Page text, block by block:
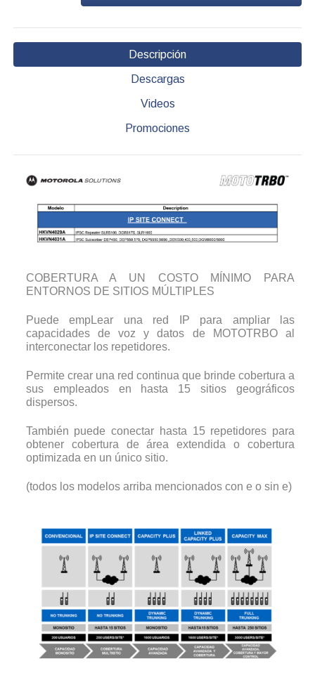
Descripción
Descargas
Videos
Promociones
COBERTURA A UN COSTO MÍNIMO PARA
ENTORNOS DE SITIOS MÚLTIPLES
Puede empLear una red IP para ampliar las
capacidades de voz y datos de MOTOTRBO al
interconectar los repetidores.
Permite crear una red continua que brinde cobertura a
sus empleados en hasta 15 sitios geográficos
dispersos.
También puede conectar hasta 15 repetidores para
obtener cobertura de área extendida o cobertura
optimizada en un único sitio.
(todos los modelos arriba mencionados con e o sin e)